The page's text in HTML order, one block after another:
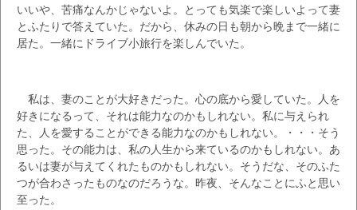
いいや、苦痛なんかじゃないよ。とっても気楽で楽しいよって妻
とふたりで答えていた。だから、休みの日も朝から晩まで一緒に
居た。一緒にドライブ小旅行を楽しんでいた。
私は、妻のことが大好きだった。心の底から愛していた。人を
好きになるって、それは能力なのかもしれない。私に与えられ
た、人を愛することができる能力なのかもしれない。・・・そう
思った。その能力は、私の人生から来ているのかもしれない。あ
るいは妻が与えてくれたものかもしれない。そうだな、そのふた
つが合わさったものなのだろうな。昨夜、そんなことにふと思い
至った。